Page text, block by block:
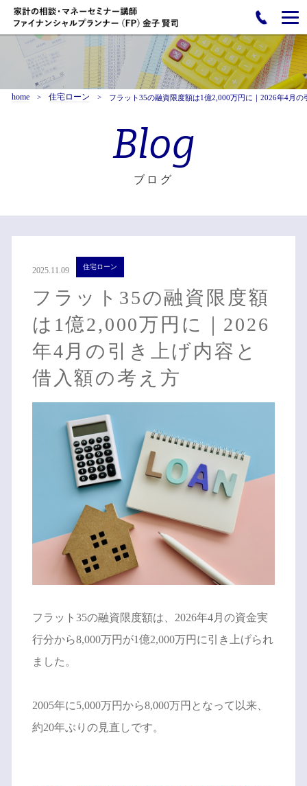
home 住宅ローン フラット35の融資限度額は1億2,000万円に｜2026年4月
Blog
ブログ
2025.11.09 住宅ローン
フラット35の融資限度額
は1億2,000万円に｜2026
年4月の引き上げ内容と
借入額の考え方
フラット35の融資限度額は、2026年4月の資金実
行分から8,000万円が1億2,000万円に引き上げられ
ました。
2005年に5,000万円から8,000万円となって以来、
約20年ぶりの見直しです。